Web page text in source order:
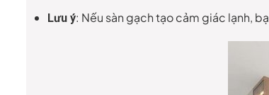
Lưu ý: Nếu sàn gạch tạo cảm giác lạnh,